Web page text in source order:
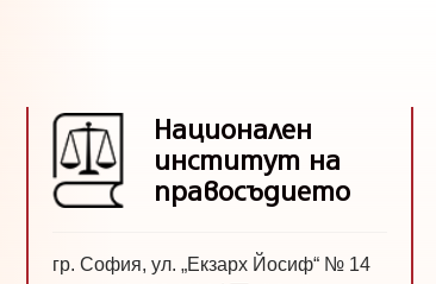
Национален
институт на
правосъдието
гр. София, ул. „Екзарх Йосиф“ № 14